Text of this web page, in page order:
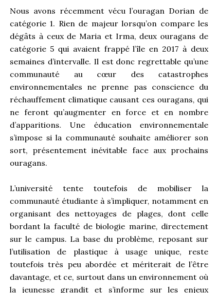
Nous avons récemment vécu l’ouragan Dorian de
catégorie 1. Rien de majeur lorsqu’on compare les
dégâts à ceux de Maria et Irma, deux ouragans de
catégorie 5 qui avaient frappé l’île en 2017 à deux
semaines d’intervalle. Il est donc regrettable qu’une
communauté au cœur des catastrophes
environnementales ne prenne pas conscience du
réchauffement climatique causant ces ouragans, qui
ne feront qu’augmenter en force et en nombre
d’apparitions. Une éducation environnementale
s’impose si la communauté souhaite améliorer son
sort, présentement inévitable face aux prochains
ouragans.
L’université tente toutefois de mobiliser la
communauté étudiante à s’impliquer, notamment en
organisant des nettoyages de plages, dont celle
bordant la faculté de biologie marine, directement
sur le campus. La base du problème, reposant sur
l’utilisation de plastique à usage unique, reste
toutefois très peu abordée et mériterait de l’être
davantage, et ce, surtout dans un environnement où
la jeunesse grandit et s’informe sur les enjeux